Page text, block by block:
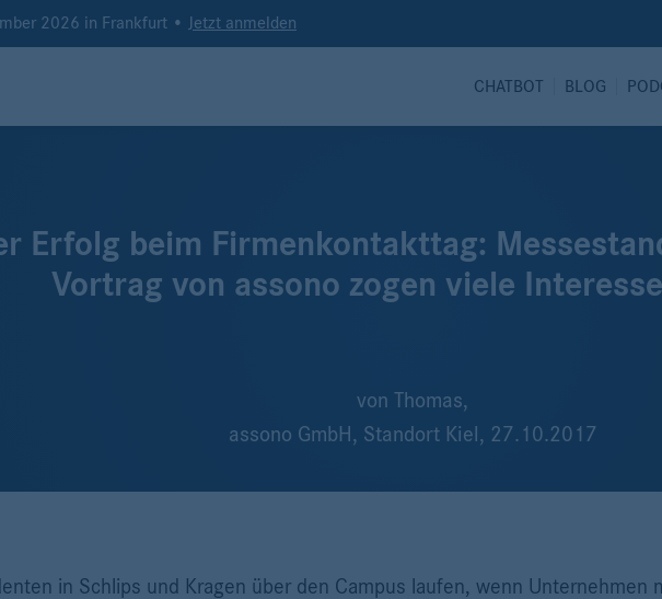
2026 in Frankfurt • Jetzt anmelden
CHATBOT BLOG
Erfolg beim Firmenkontakttag:
Vortrag von assono zogen viele
von Thomas,
assono GmbH, Standort Kiel, 27.10.2017
in Schlips und Kragen über den Campus laufen, wenn Unternehmen